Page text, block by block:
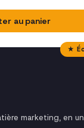
au panier
★
marketing, en